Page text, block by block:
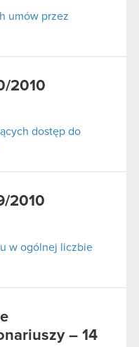
umów przez
2010
dostęp do
2010
w ogólnej liczbie
– 14